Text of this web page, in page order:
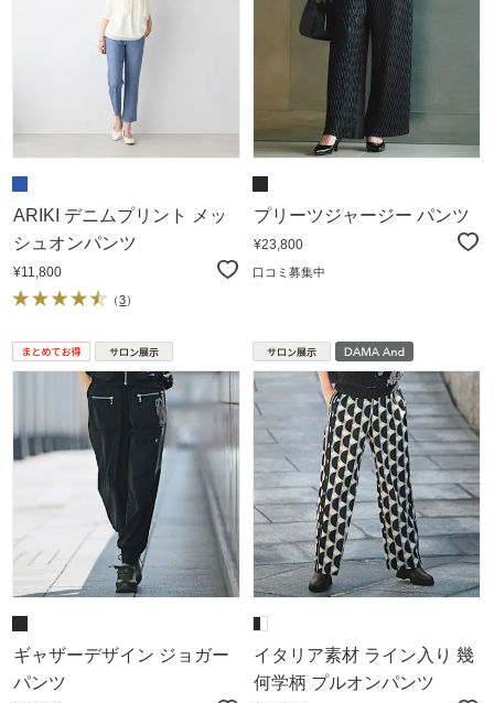
ARIKI デニムプリント メッ
シュオンパンツ
¥11,800
（3）
プリーツジャージー パンツ
¥23,800
口コミ募集中
ギャザーデザイン ジョガー
パンツ
イタリア素材 ライン入り 幾
何学柄 プルオンパンツ